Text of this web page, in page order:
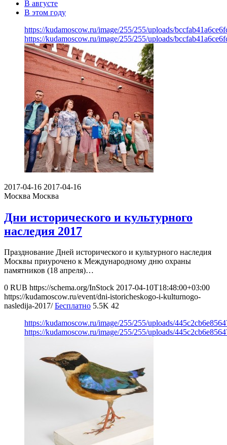
В августе
В этом году
https://kudamoscow.ru/image/255/255/uploads/
https://kudamoscow.ru/image/255/255/uploads/
2017-04-16 2017-04-16
Москва Москва
Дни исторического и культурного
наследия 2017
Празднование Дней исторического и культурного наследия
Москвы приурочено к Международному дню охраны
памятников (18 апреля)…
0 RUB https://schema.org/InStock 2017-04-10T18:48:00+03:00
https://kudamoscow.ru/event/dni-istoricheskogo-i-kulturnogo-
nasledija-2017/ Бесплатно 5.5K 42
https://kudamoscow.ru/image/255/255/uploads/
https://kudamoscow.ru/image/255/255/uploads/